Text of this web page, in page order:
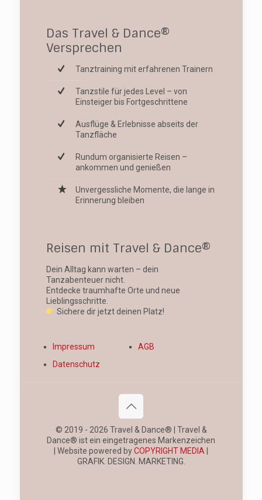
Das Travel & Dance®
Versprechen
Tanztraining mit erfahrenen Trainern
Tanzstile für jedes Level – von
Einsteiger bis Fortgeschrittene
Ausflüge & Erlebnisse abseits der
Tanzfläche
Rundum organisierte Reisen –
ankommen und genießen
Unvergessliche Momente, die lange in
Erinnerung bleiben
Reisen mit Travel & Dance®
Dein Alltag kann warten – dein
Tanzabenteuer nicht.
Entdecke traumhafte Orte und neue
Lieblingsschritte.
Sichere dir jetzt deinen Platz!
Impressum
Datenschutz
AGB
© 2019 - 2026 Travel & Dance® | Travel &
Dance® ist ein eingetragenes Markenzeichen
| Website powered byCOPYRIGHT MEDIA
GRAFIK. DESIGN. MARKETING.